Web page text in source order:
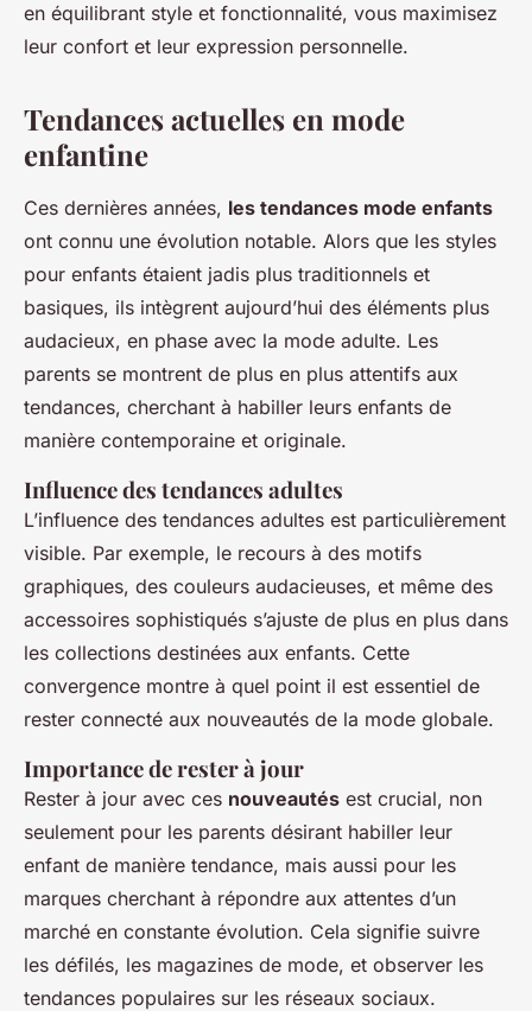
en équilibrant style et fonctionnalité, vous maximisez
leur confort et leur expression personnelle.
Tendances actuelles en mode
enfantine
Ces dernières années, les tendances mode enfants
ont connu une évolution notable. Alors que les styles
pour enfants étaient jadis plus traditionnels et
basiques, ils intègrent aujourd’hui des éléments plus
audacieux, en phase avec la mode adulte. Les
parents se montrent de plus en plus attentifs aux
tendances, cherchant à habiller leurs enfants de
manière contemporaine et originale.
Influence des tendances adultes
L’influence des tendances adultes est particulièrement
visible. Par exemple, le recours à des motifs
graphiques, des couleurs audacieuses, et même des
accessoires sophistiqués s’ajuste de plus en plus dans
les collections destinées aux enfants. Cette
convergence montre à quel point il est essentiel de
rester connecté aux nouveautés de la mode globale.
Importance de rester à jour
Rester à jour avec ces nouveautés est crucial, non
seulement pour les parents désirant habiller leur
enfant de manière tendance, mais aussi pour les
marques cherchant à répondre aux attentes d’un
marché en constante évolution. Cela signifie suivre
les défilés, les magazines de mode, et observer les
tendances populaires sur les réseaux sociaux.